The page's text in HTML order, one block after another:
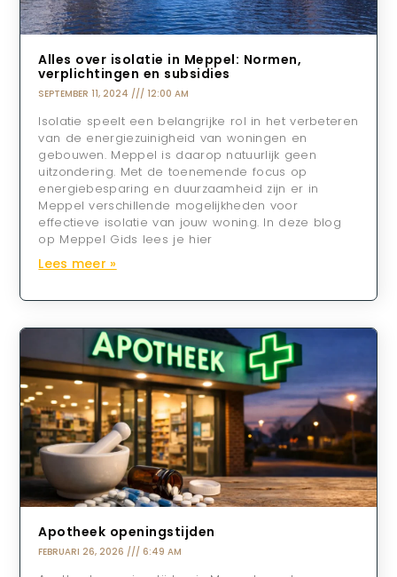
Alles over isolatie in Meppel: Normen,
verplichtingen en subsidies
SEPTEMBER 11, 2024 12:00 AM
Isolatie speelt een belangrijke rol in het verbeteren
van de energiezuinigheid van woningen en
gebouwen. Meppel is daarop natuurlijk geen
uitzondering. Met de toenemende focus op
energiebesparing en duurzaamheid zijn er in
Meppel verschillende mogelijkheden voor
effectieve isolatie van jouw woning. In deze blog
op Meppel Gids lees je hier
Lees meer »
Apotheek openingstijden
FEBRUARI 26, 2026 6:49 AM